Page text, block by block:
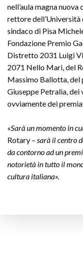
nell’aula magna
rettore
sindaco di Pisa
Fondazione Premio
Distretto 2031 Luigi
2071 Nello Mari, del
Massimo Ballotta, del
Giuseppe Petralia,
ovviamente dei
«Sarà un momento in
Rotary –sarà il centro
da contorno ad un
notorietà in tutto il
cultura italiana».